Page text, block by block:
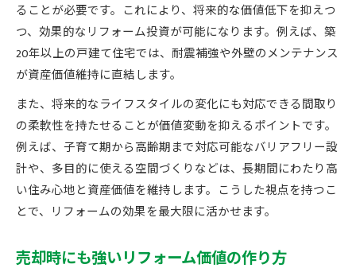
ることが必要です。これにより、将来的な価値低下を抑えつ
つ、効果的なリフォーム投資が可能になります。例えば、築
20年以上の戸建て住宅では、耐震補強や外壁のメンテナンス
が資産価値維持に直結します。
また、将来的なライフスタイルの変化にも対応できる間取り
の柔軟性を持たせることが価値変動を抑えるポイントです。
例えば、子育て期から高齢期まで対応可能なバリアフリー設
計や、多目的に使える空間づくりなどは、長期間にわたり高
い住み心地と資産価値を維持します。こうした視点を持つこ
とで、リフォームの効果を最大限に活かせます。
売却時にも強いリフォーム価値の作り方